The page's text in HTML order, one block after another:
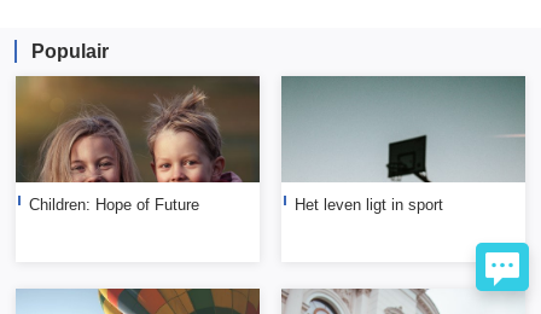
Populair
Children: Hope of Future Het leven ligt in sport